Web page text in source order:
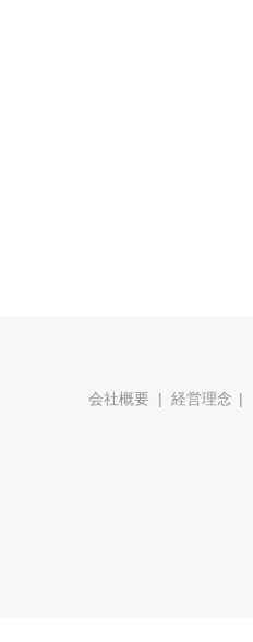
会社概要 経営理念